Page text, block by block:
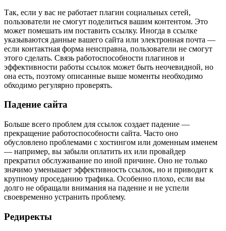
Так, если у вас не работает плагин социальных сетей,
пользователи не смогут поделиться вашим контентом. Это
может помешать им поставить ссылку. Иногда в ссылке
указываются данные вашего сайта или электронная почта —
если контактная форма неисправна, пользователи не смогут
этого сделать. Связь работоспособности плагинов и
эффективности работы ссылок может быть неочевидной, но
она есть, поэтому описанные выше моменты необходимо
обходимо регулярно проверять.
Падение сайта
Больше всего проблем для ссылок создает падение —
прекращение работоспособности сайта. Часто оно
обусловлено проблемами с хостингом или доменным именем
— например, вы забыли оплатить их или провайдер
прекратил обслуживание по иной причине. Оно не только
значимо уменьшает эффективность ссылок, но и приводит к
крупному проседанию трафика. Особенно плохо, если вы
долго не обращали внимания на падение и не успели
своевременно устранить проблему.
Редиректы